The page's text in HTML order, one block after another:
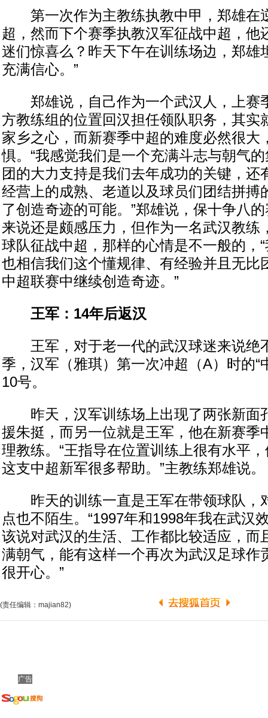
第一次作为主教练执教中甲，郑雄在
超，然而下个赛季执教汉军征战中超，他
迷们惊喜么？昨天下午在训练场边，郑雄
充满信心。”
郑雄说，自己作为一个武汉人，上赛
方教练组的位置回汉担任领队职务，其实
家乡之心，而新赛季中超的难度必然很大
惧。“我感觉我们是一个充满斗志与朝气
团的大力支持是我们去年成功的关键，还
经营上的成熟、老道以及球员们团结拼搏
了创造奇迹的可能。”郑雄说，保十争八
来说还是颇感压力，但作为一名武汉教练
球队征战中超，那样的心情是不一般的，
也相信我们这个懂规律、有经验并且无比
中超联赛中继续创造奇迹。”
王军：14年后返汉
王军，对于老一代的武汉球迷来说绝
季，汉军（雅琪）第一次冲超（A）时的“
10号。
昨天，汉军训练场上出现了两张新面
援朱挺，而另一位就是王军，他在新赛季
理教练。“王指导在位置训练上很有水平
这支中超新军很多帮助。”主教练郑雄说。
昨天的训练一直是王军在带领球队，
点也不陌生。“1997年和1998年我在武汉
该说对武汉的生活、工作都比较适应，而
满朝气，能有这样一个再次为武汉足球作
很开心。”
(责任编辑：majian82)
广告